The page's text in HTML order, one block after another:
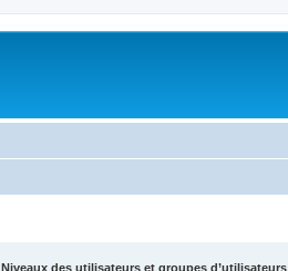
Niveaux des utilisateurs et groupes d’utilisateurs